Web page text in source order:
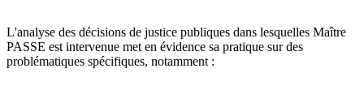
L'analyse des décisions de justice publiques dans lesquelles Maître
PASSE est intervenue met en évidence sa pratique sur des
problématiques spécifiques, notamment :